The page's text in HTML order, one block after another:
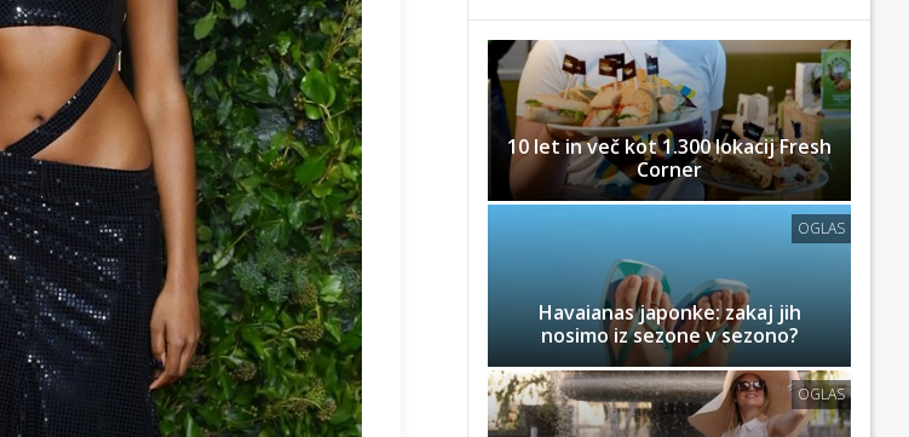
10 let in več kot 1.300 lokacij Fresh
Corner
OGLAS
Havaianas japonke: zakaj jih
nosimo iz sezone v sezono?
OGLAS